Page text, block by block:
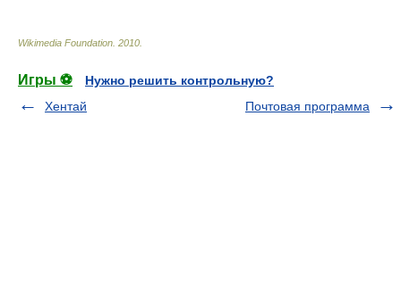
Wikimedia Foundation 2010
Игры ⚽
Нужно решить контрольную?
Хентай
Почтовая программа